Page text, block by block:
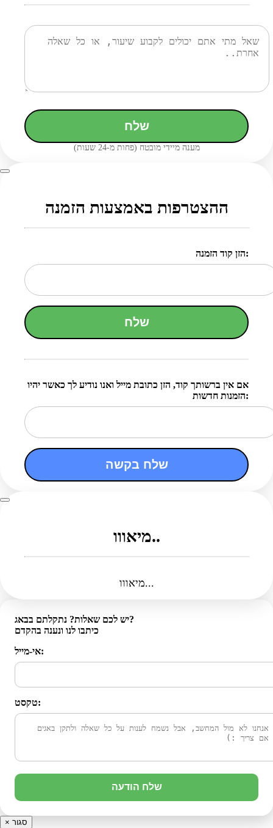
שלח
מענה מיידי מובטח (פחות מ-24 שעות)
ההצטרפות באמצעות הזמנה
הזן קוד הזמנה:
שלח
אם אין ברשותך קוד, הזן כתובת מייל ואנו נודיע לך כאשר יהיו
הזמנות חדשות:
שלח בקשה
מיאווו..
מיאווו...
יש לכם שאלות? נתקלתם בבאג?
כיתבו לנו ונענה בהקדם
אי-מייל:
טקסט:
שלח הודעה
× סגור